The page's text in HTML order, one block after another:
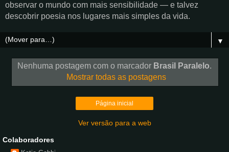
observar o mundo com mais sensibilidade — e talvez
descobrir poesia nos lugares mais simples da vida.
▼
Nenhuma postagem com o marcador Brasil Paralelo.
Mostrar todas as postagens
Página inicial
Ver versão para a web
Colaboradores